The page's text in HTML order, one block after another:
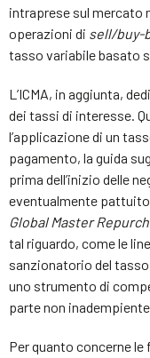
intraprese sul mercato
operazioni di sell/buy-
tasso variabile basato
L’ICMA, in aggiunta,
dei tassi di interesse.
l’applicazione di un
pagamento, la guida
prima dell’inizio delle
eventualmente
Global Master
tal riguardo, come le
sanzionatorio del
uno strumento di
parte non
Per quanto concerne